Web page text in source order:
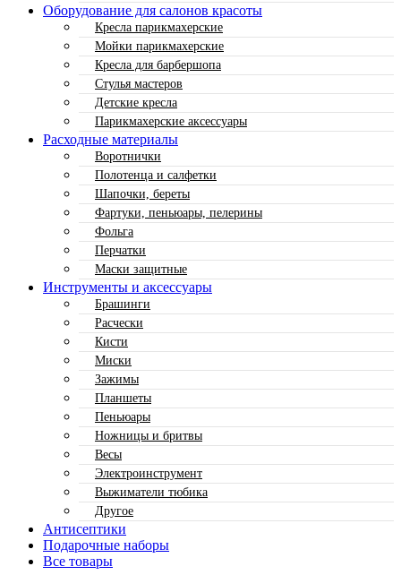
Оборудование для салонов красоты
Кресла парикмахерские
Мойки парикмахерские
Кресла для барбершопа
Стулья мастеров
Детские кресла
Парикмахерские аксессуары
Расходные материалы
Воротнички
Полотенца и салфетки
Шапочки, береты
Фартуки, пеньюары, пелерины
Фольга
Перчатки
Маски защитные
Инструменты и аксессуары
Брашинги
Расчески
Кисти
Миски
Зажимы
Планшеты
Пеньюары
Ножницы и бритвы
Весы
Электроинструмент
Выжиматели тюбика
Другое
Антисептики
Подарочные наборы
Все товары